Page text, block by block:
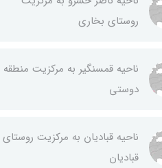
روستای بخاری
ناحيه قمسنگير به مركزيت منطقه
دوستی
ناحيه قباديان به مركزيت روستای
قباديان